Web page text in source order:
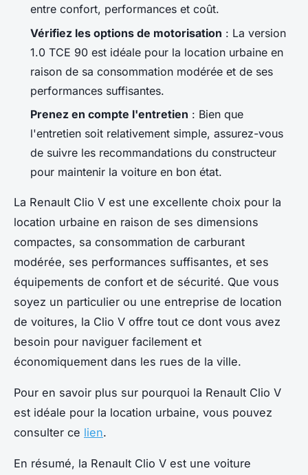
entre confort, performances et coût.
Vérifiez les options de motorisation : La version
1.0 TCE 90 est idéale pour la location urbaine en
raison de sa consommation modérée et de ses
performances suffisantes.
Prenez en compte l'entretien : Bien que
l'entretien soit relativement simple, assurez-vous
de suivre les recommandations du constructeur
pour maintenir la voiture en bon état.
La Renault Clio V est une excellente choix pour la
location urbaine en raison de ses dimensions
compactes, sa consommation de carburant
modérée, ses performances suffisantes, et ses
équipements de confort et de sécurité. Que vous
soyez un particulier ou une entreprise de location
de voitures, la Clio V offre tout ce dont vous avez
besoin pour naviguer facilement et
économiquement dans les rues de la ville.
Pour en savoir plus sur pourquoi la Renault Clio V
est idéale pour la location urbaine, vous pouvez
consulter ce lien.
En résumé, la Renault Clio V est une voiture